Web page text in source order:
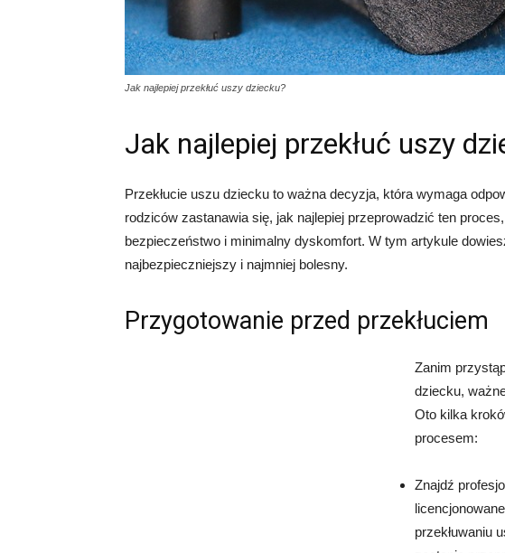
Jak najlepiej przekłuć uszy dziecku?
Jak najlepiej przekłuć uszy
Przekłucie uszu dziecku to ważna decyzja, która wymaga
rodziców zastanawia się, jak najlepiej przeprowadzić ten
bezpieczeństwo i minimalny dyskomfort. W tym artykule
najbezpieczniejszy i najmniej bolesny.
Przygotowanie przed przekłuciem
Zanim
dziecku,
Oto kilka
procesem:
Znajdź
przekłuwaniu